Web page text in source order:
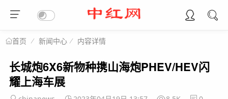
首页 新闻中心 内容详情
长城炮6X6新物种携山海炮PHEV/HEV闪
耀上海车展